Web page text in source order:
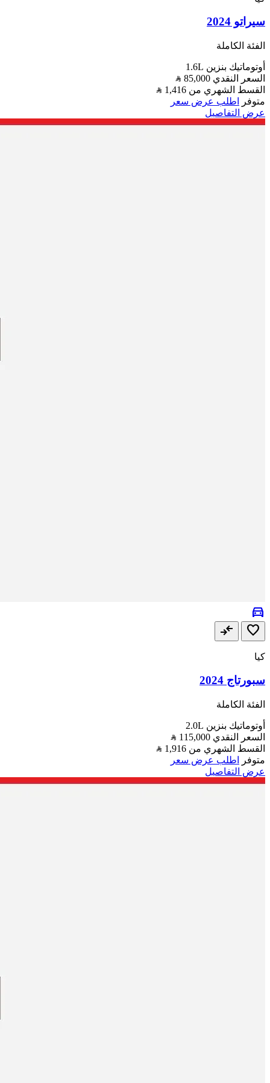
سيراتو 2024
الفئة الكاملة
أوتوماتيك بنزين 1.6L
السعر النقدي 85,000
القسط الشهري من 1,416
متوفر
اطلب عرض سعر
عرض التفاصيل
directions_car
favorite
compare_arrows
كيا
سبورتاج 2024
الفئة الكاملة
أوتوماتيك بنزين 2.0L
السعر النقدي 115,000
القسط الشهري من 1,916
متوفر
اطلب عرض سعر
عرض التفاصيل